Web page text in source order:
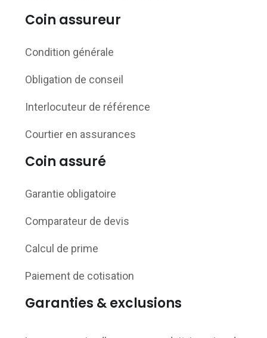
Coin assureur
Condition générale
Obligation de conseil
Interlocuteur de référence
Courtier en assurances
Coin assuré
Garantie obligatoire
Comparateur de devis
Calcul de prime
Paiement de cotisation
Garanties & exclusions